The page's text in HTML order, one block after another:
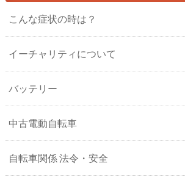
こんな症状の時は？
イーチャリティについて
バッテリー
中古電動自転車
自転車関係 法令・安全